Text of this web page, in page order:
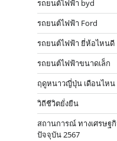
รถยนต์ไฟฟ้า byd
รถยนต์ไฟฟ้า Ford
รถยนต์ไฟฟ้า ยี่ห้อไหนดี
รถยนต์ไฟฟ้าขนาดเล็ก
ฤดูหนาวญี่ปุ่น เดือนไหน
วิถีชีวิตยั่งยืน
สถานการณ์ ทางเศรษฐ
ปัจจุบัน 2567